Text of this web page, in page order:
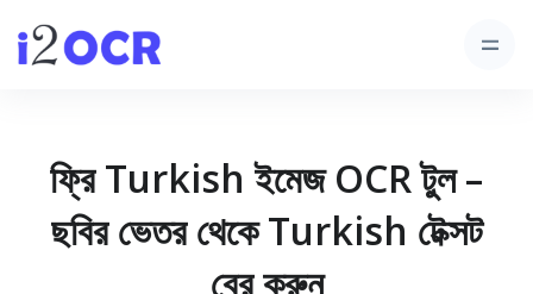
ফ্রি Turkish ইমেজ OCR টুল –
ছবির ভেতর থেকে Turkish টেক্সট
বের করুন